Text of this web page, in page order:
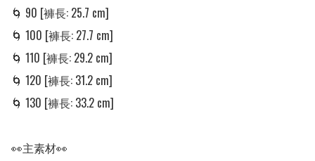
🌀 90 [褲長: 25.7 cm]
🌀 100 [褲長: 27.7 cm]
🌀 110 [褲長: 29.2 cm]
🌀 120 [褲長: 31.2 cm]
🌀 130 [褲長: 33.2 cm]
👀主素材👀